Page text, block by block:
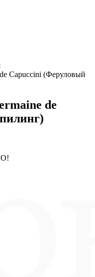
Capuccini (Феруловый
de